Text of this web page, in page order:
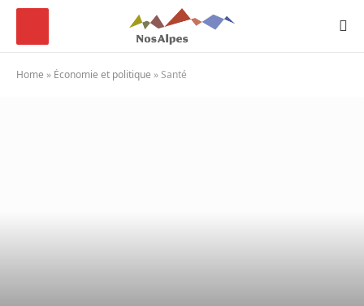
Home » Économie et politique »Santé